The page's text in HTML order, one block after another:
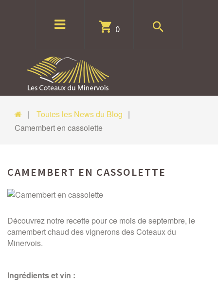
0
Toutes les News du Blog
Camembert en cassolette
CAMEMBERT EN CASSOLETTE
Découvrez notre recette pour ce mois de septembre, le
camembert chaud des vignerons des Coteaux du
Minervois.
Ingrédients et vin :